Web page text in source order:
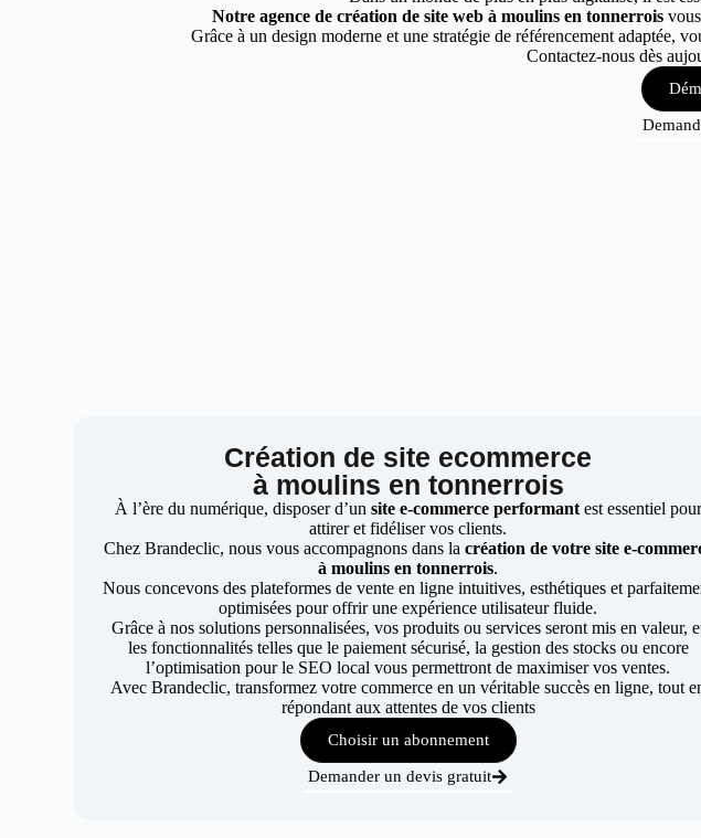
Notre agence de création de site web à moulins en tonnerrois
Grâce à un design moderne et une stratégie de référencement adaptée,
Contactez-nous dès
Création de site ecommerce
à moulins en tonnerrois
À l’ère du numérique, disposer d’un site e-commerce performant est essentiel pour
attirer et fidéliser vos clients.
Chez Brandeclic, nous vous accompagnons dans la création de votre site e-
à moulins en tonnerrois.
Nous concevons des plateformes de vente en ligne intuitives, esthétiques et
optimisées pour offrir une expérience utilisateur fluide.
Grâce à nos solutions personnalisées, vos produits ou services seront mis en valeur,
les fonctionnalités telles que le paiement sécurisé, la gestion des stocks ou encore
l’optimisation pour le SEO local vous permettront de maximiser vos ventes.
Avec Brandeclic, transformez votre commerce en un véritable succès en ligne, tout
répondant aux attentes de vos clients
Choisir un abonnement
Demander un devis gratuit